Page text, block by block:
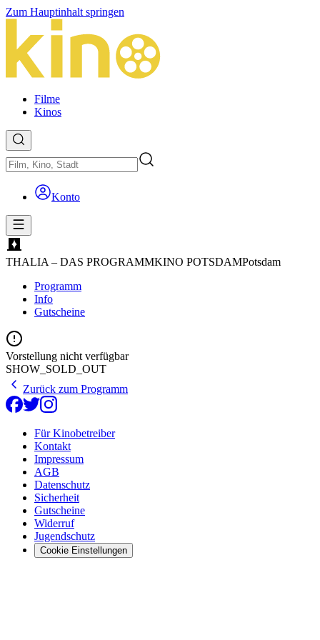
Zum Hauptinhalt springen
Filme
Kinos
Konto
THALIA – DAS PROGRAMMKINO POTSDAMPotsdam
Programm
Info
Gutscheine
Vorstellung nicht verfügbar
SHOW_SOLD_OUT
Zurück zum Programm
Für Kinobetreiber
Kontakt
Impressum
AGB
Datenschutz
Sicherheit
Gutscheine
Widerruf
Jugendschutz
Cookie Einstellungen